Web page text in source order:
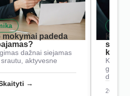
mokymai padeda
dažnai siejamas
aktyvesne
→
Kaip
2026-